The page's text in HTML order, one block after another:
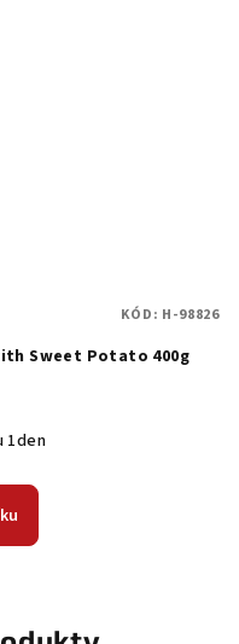
Sweet Potato 400g
1den
KÓD: H-98826